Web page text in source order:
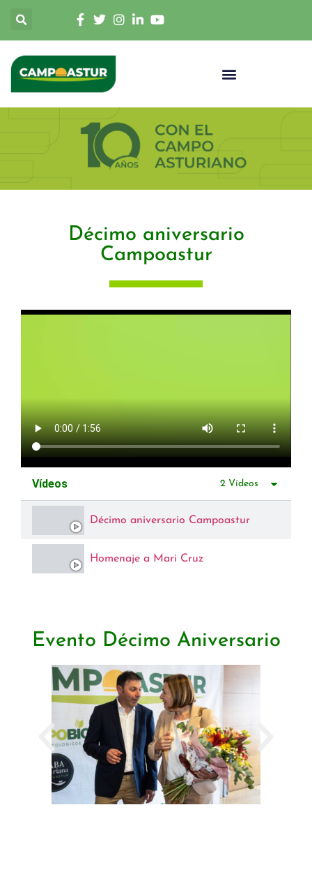
Décimo aniversario
Campoastur
Vídeos 2 Vídeos
Décimo aniversario Campoastur
Homenaje a Mari Cruz
Evento Décimo Aniversario